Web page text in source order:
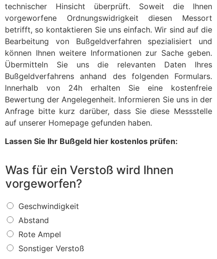
technischer Hinsicht überprüft. Soweit die Ihnen
vorgeworfene Ordnungswidrigkeit diesen Messort
betrifft, so kontaktieren Sie uns einfach. Wir sind auf die
Bearbeitung von Bußgeldverfahren spezialisiert und
können Ihnen weitere Informationen zur Sache geben.
Übermitteln Sie uns die relevanten Daten Ihres
Bußgeldverfahrens anhand des folgenden Formulars.
Innerhalb von 24h erhalten Sie eine kostenfreie
Bewertung der Angelegenheit. Informieren Sie uns in der
Anfrage bitte kurz darüber, dass Sie diese Messstelle
auf unserer Homepage gefunden haben.
Lassen Sie Ihr Bußgeld hier kostenlos prüfen:
Was für ein Verstoß wird Ihnen
vorgeworfen?
W
a
s
f
ü
r
Geschwindigkeit
Abstand
Rote Ampel
Sonstiger Verstoß